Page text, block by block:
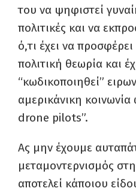
του να ψηφιστεί
πολιτικές και να
ό,τι έχει να
πολιτική θεωρία και
“κωδικοποιηθεί”
αμερικάνικη
drone pilots”.
Ας μην έχουμε
μεταμοντερνισμός
αποτελεί κάποιου